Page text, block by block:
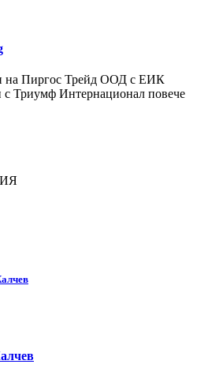
на Пиргос Трейд ООД с ЕИК
с Триумф Интернационал повече